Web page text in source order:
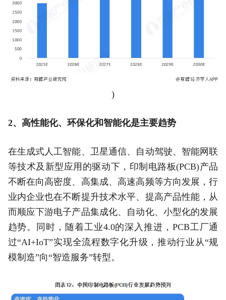
)
2、高性能化、环保化和智能化是主要趋势
在生成式人工智能、卫星通信、自动驾驶、智能网联
等技术及新型应用的驱动下，印制电路板(PCB)产品
不断在向高密度、高集成、高速高频等方向发展，行
业内企业也在不断提升技术水平、提高产品性能，从
而顺应下游电子产品集成化、自动化、小型化的发展
趋势。同时，随着工业4.0的深入推进，PCB工厂通
过“AI+IoT”实现全流程数字化升级，推动行业从“规
模制造”向“智造服务”转型。